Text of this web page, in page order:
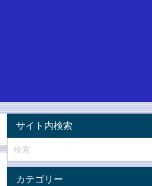
サイト内検索
カテゴリー